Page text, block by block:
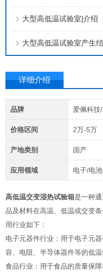
大型高低温试验室|介绍
大型高低温试验室产生
详细介绍
品牌 爱佩科技
价格区间 2万-5万
产地类别 国产
应用领域 电子/电
高低温交变湿热试验箱是一种
品及材料在高温、低温或交变
用行业如下：
电子元器件行业‌：用于电子元
容、电阻、半导体器件等的低温
食品行业‌：用于食品的质量保